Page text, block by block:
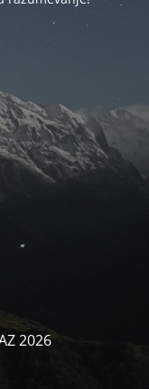
2026